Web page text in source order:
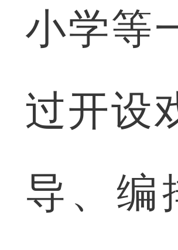
小学等
过开设
导、编